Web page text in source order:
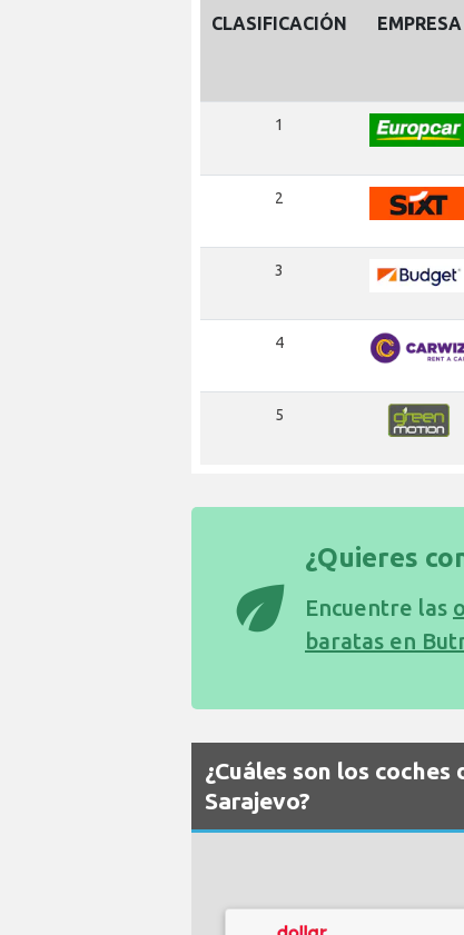
CLASIFICACIÓN EMPRESA
1
2
3
4
5
eco
¿Quieres
Encuentre las
baratas en
¿Cuáles son los
Sarajevo?